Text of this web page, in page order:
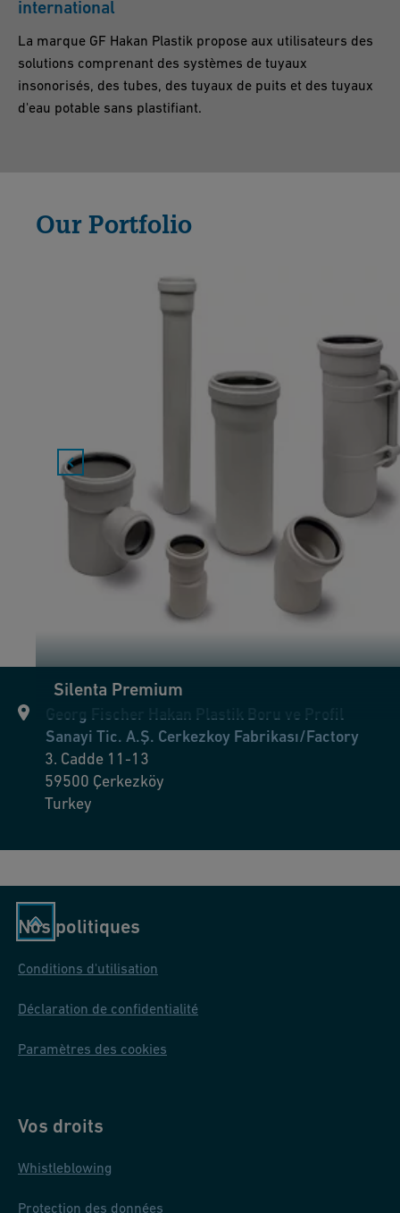
international
La marque GF Hakan Plastik propose aux utilisateurs des
solutions comprenant des systèmes de tuyaux
insonorisés, des tubes, des tuyaux de puits et des tuyaux
d'eau potable sans plastifiant.
Our Portfolio
Silenta Premium
Georg Fischer Hakan Plastik Boru ve Profil
Sanayi Tic. A.Ş. Cerkezkoy Fabrikası/Factory
3. Cadde 11-13
59500 Çerkezköy
Turkey
Nos politiques
Conditions d'utilisation
Déclaration de confidentialité
Paramètres des cookies
Vos droits
Whistleblowing
Protection des données